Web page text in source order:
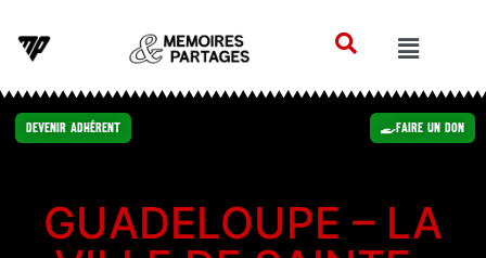
Devenir Adhérent Faire un Don
GUADELOUPE – LA